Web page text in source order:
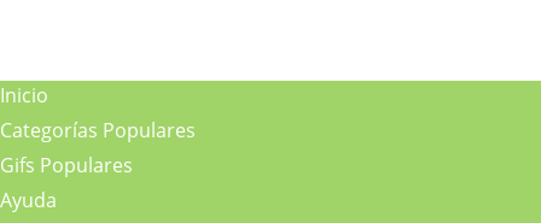
Inicio
Categorías Populares
Gifs Populares
Ayuda